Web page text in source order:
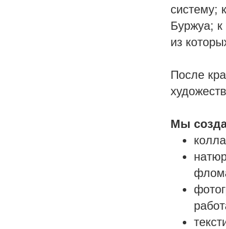
систему;
Буржуа;
из
После
Мы